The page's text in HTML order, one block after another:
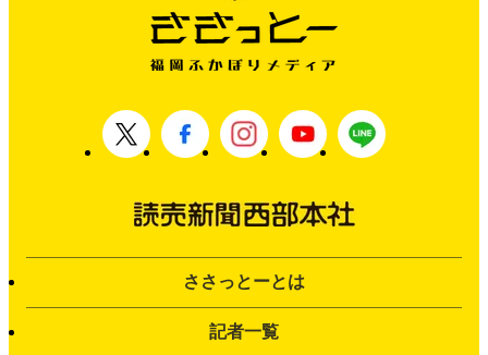
ささっとーとは
記者一覧